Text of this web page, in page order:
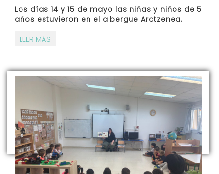
Los días 14 y 15 de mayo las niñas y niños de 5
años estuvieron en el albergue Arotzenea.
LEER MÁS